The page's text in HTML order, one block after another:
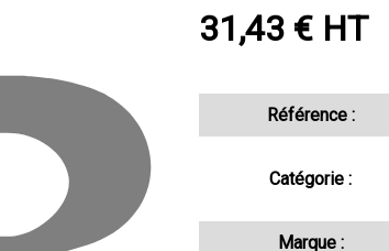
31,43 € HT
Référence :
Catégorie :
Marque :